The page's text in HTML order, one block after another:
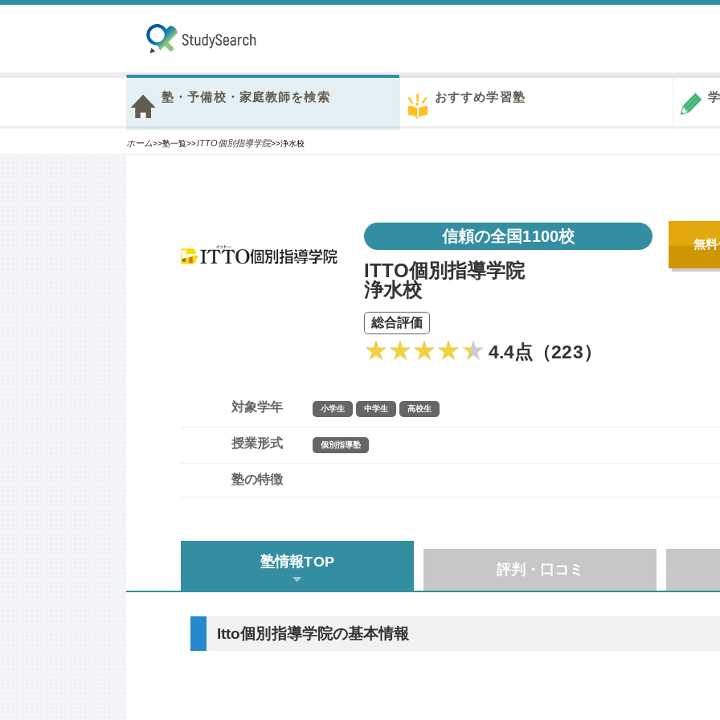
塾・予備校・家庭教師を検索 おすすめ学習塾
ホーム>>塾一覧>>ITTO個別指導学院>>浄水校
信頼の全国1100校
ITTO個別指導学院
浄水校
総合評価
4.4点（223）
無
対象学年 小学生 中学生 高校生
授業形式 個別指導塾
塾の特徴
塾情報TOP 評判・口コミ
Itto個別指導学院の基本情報